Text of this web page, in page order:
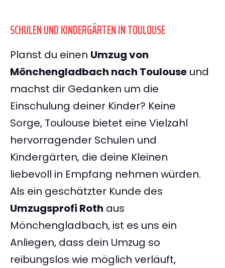
SCHULEN UND KINDERGÄRTEN IN TOULOUSE
Planst du einen Umzug von
Mönchengladbach nach Toulouse und
machst dir Gedanken um die
Einschulung deiner Kinder? Keine
Sorge, Toulouse bietet eine Vielzahl
hervorragender Schulen und
Kindergärten, die deine Kleinen
liebevoll in Empfang nehmen würden.
Als ein geschätzter Kunde des
Umzugsprofi Roth aus
Mönchengladbach, ist es uns ein
Anliegen, dass dein Umzug so
reibungslos wie möglich verläuft,